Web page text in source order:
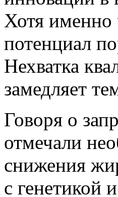
Хотя именно
потенциал
Нехватка
замедляет
Говоря о
отмечали
снижения
с генетикой